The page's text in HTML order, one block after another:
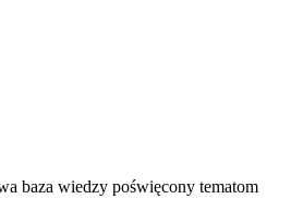
baza wiedzy poświęcony tematom